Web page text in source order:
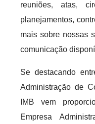
reuniões, atas,
planejamentos,
mais sobre nossas
comunicação
Se destacando
Administração de
IMB vem
Empresa